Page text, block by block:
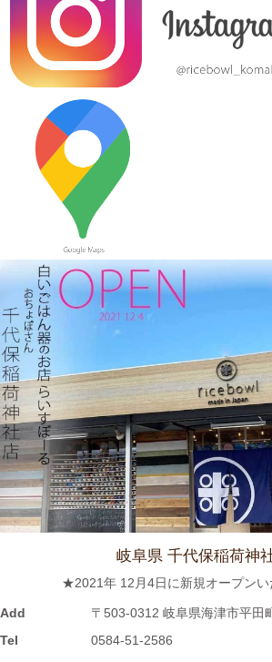
≪おすすめ≫ あったか～いお茶にどうぞ！
荷しました♪焼きたてホヤホヤです★
2023/10/12
≪新着商品≫ 波佐見焼のアイテム新入荷し
てるボーダーカップなど
2023/9/21
≪おすすめ≫ もうすぐ新米の季節
碗、入荷してます♪
2023/9/7
≪おすすめ≫ 食卓華やぐ✿信楽焼 蓮の葉プ
2023/8/24
≪おすすめ≫ 満腹ッ☆松助窯 変型どんぶ
2023/8/10
≪おすすめ≫ 冷たい麺がすすりたいっ 松
≪おすすめ≫ホカホカご飯をもっとおいしく
焼のご飯茶碗
岐阜県 千代保稲荷神
★2021年 12月4日に新規オープン
Add 〒503-0312 岐阜県海津市平田
Tel
0584-51-2586